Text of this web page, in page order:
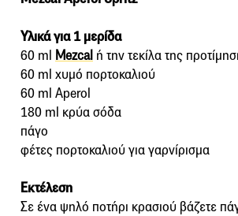
Υλικά για 1 μερίδα
60 ml Μezcal ή την τεκίλα της
60 ml χυμό πορτοκαλιού
60 ml Aperol
180 ml κρύα σόδα
πάγο
φέτες πορτοκαλιού για γαρνίρισμα
Εκτέλεση
Σε ένα ψηλό ποτήρι κρασιού βάζετε